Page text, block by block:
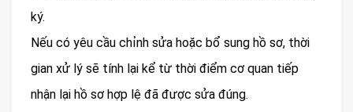
ký.
Nếu có yêu cầu chỉnh sửa hoặc bổ sung hồ sơ, thời
gian xử lý sẽ tính lại kể từ thời điểm cơ quan tiếp
nhận lại hồ sơ hợp lệ đã được sửa đúng.